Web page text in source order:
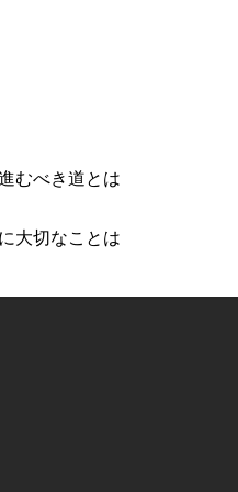
むべき道とは
大切なことは